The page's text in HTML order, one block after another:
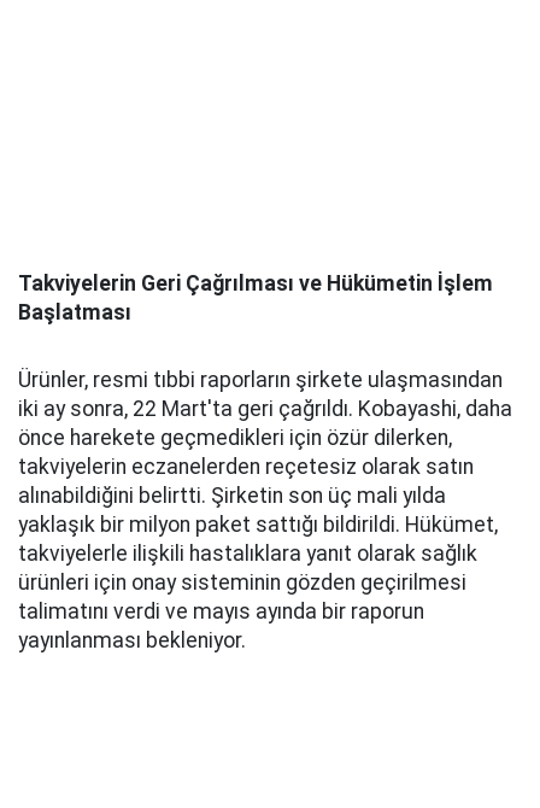
Takviyelerin Geri Çağrılması ve Hükümetin İşlem
Başlatması
Ürünler, resmi tıbbi raporların şirkete ulaşmasından
iki ay sonra, 22 Mart'ta geri çağrıldı. Kobayashi, daha
önce harekete geçmedikleri için özür dilerken,
takviyelerin eczanelerden reçetesiz olarak satın
alınabildiğini belirtti. Şirketin son üç mali yılda
yaklaşık bir milyon paket sattığı bildirildi. Hükümet,
takviyelerle ilişkili hastalıklara yanıt olarak sağlık
ürünleri için onay sisteminin gözden geçirilmesi
talimatını verdi ve mayıs ayında bir raporun
yayınlanması bekleniyor.